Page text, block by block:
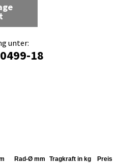
unter:
18
Rad-Ø mm Tragkraft in kg Preis